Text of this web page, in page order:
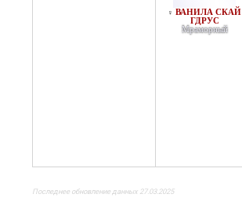
♀ ВАНИЛА СКАЙ
ГДРУС
Мраморный
Последнее обновление данных 27.03.2025